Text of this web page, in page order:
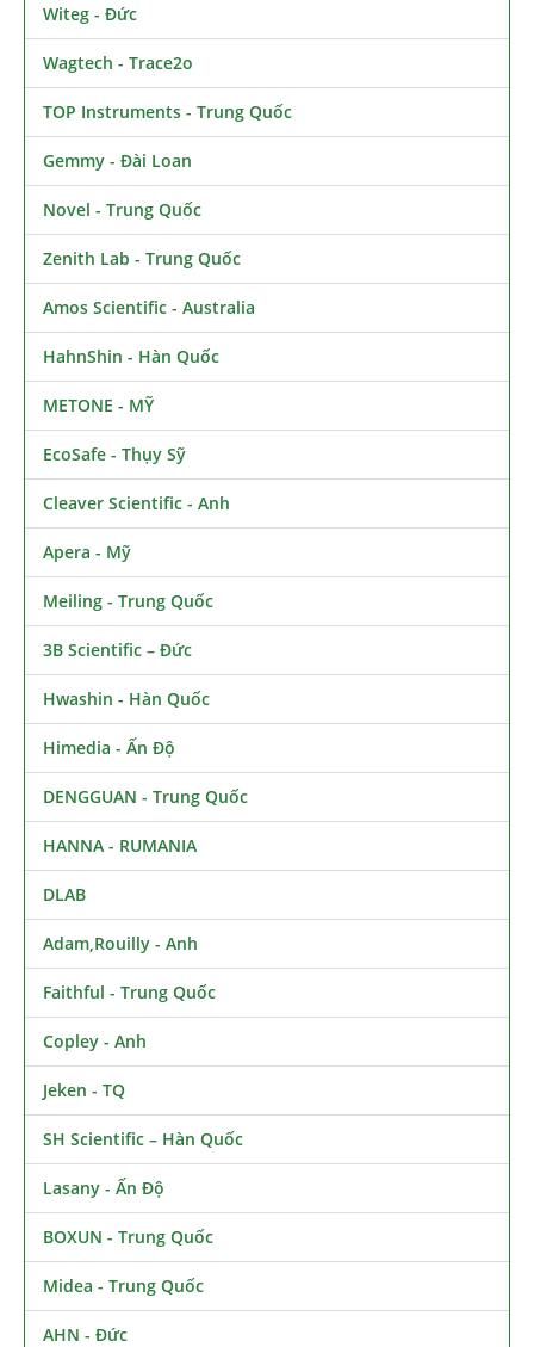
Witeg - Đức
Wagtech - Trace2o
TOP Instruments - Trung Quốc
Gemmy - Đài Loan
Novel - Trung Quốc
Zenith Lab - Trung Quốc
Amos Scientific - Australia
HahnShin - Hàn Quốc
METONE - MỸ
EcoSafe - Thụy Sỹ
Cleaver Scientific - Anh
Apera - Mỹ
Meiling - Trung Quốc
3B Scientific – Đức
Hwashin - Hàn Quốc
Himedia - Ấn Độ
DENGGUAN - Trung Quốc
HANNA - RUMANIA
DLAB
Adam,Rouilly - Anh
Faithful - Trung Quốc
Copley - Anh
Jeken - TQ
SH Scientific – Hàn Quốc
Lasany - Ấn Độ
BOXUN - Trung Quốc
Midea - Trung Quốc
AHN - Đức